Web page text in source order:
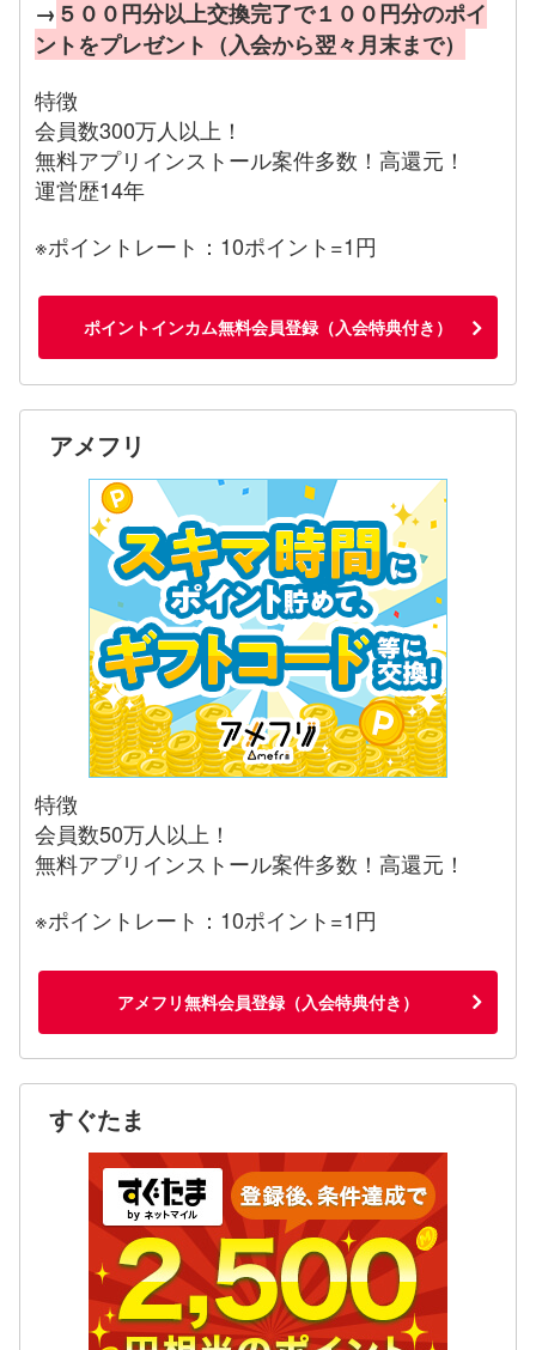
→ ５００円分以上交換完了で１００円分のポイ
ントをプレゼント（入会から翌々月末まで）
特徴
会員数300万人以上！
無料アプリインストール案件多数！高還元！
運営歴14年
※ポイントレート：10ポイント=1円
ポイントインカム無料会員登録（入会特典付き）
アメフリ
特徴
会員数50万人以上！
無料アプリインストール案件多数！高還元！
※ポイントレート：10ポイント=1円
アメフリ無料会員登録（入会特典付き）
すぐたま